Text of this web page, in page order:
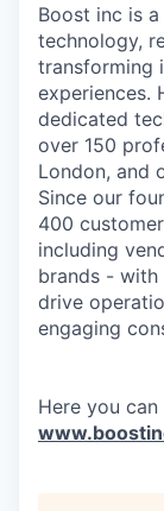
Boost inc is
technology,
transforming
experiences.
dedicated
over 150
London, and
Since our
400
including
brands -
drive
engaging
Here you